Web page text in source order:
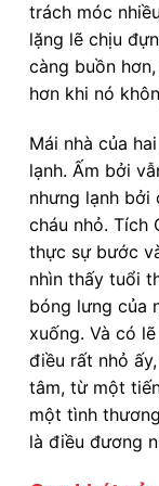
trách móc
lặng lẽ chịu
càng buồn
hơn khi nó
Mái nhà của
lạnh. Ấm bởi
nhưng lạnh bởi
cháu nhỏ. Tích
thực sự bước
nhìn thấy tuổi
bóng lưng của
xuống. Và có
điều rất nhỏ
tâm, từ một
một tình
là điều đương